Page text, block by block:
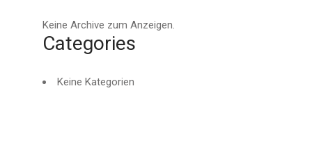
Keine Archive zum Anzeigen.
Categories
Keine Kategorien